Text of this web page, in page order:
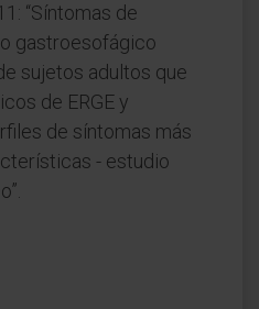
“Síntomas de
gastroesofágico
sujetos adultos que
de ERGE y
de síntomas más
- estudio